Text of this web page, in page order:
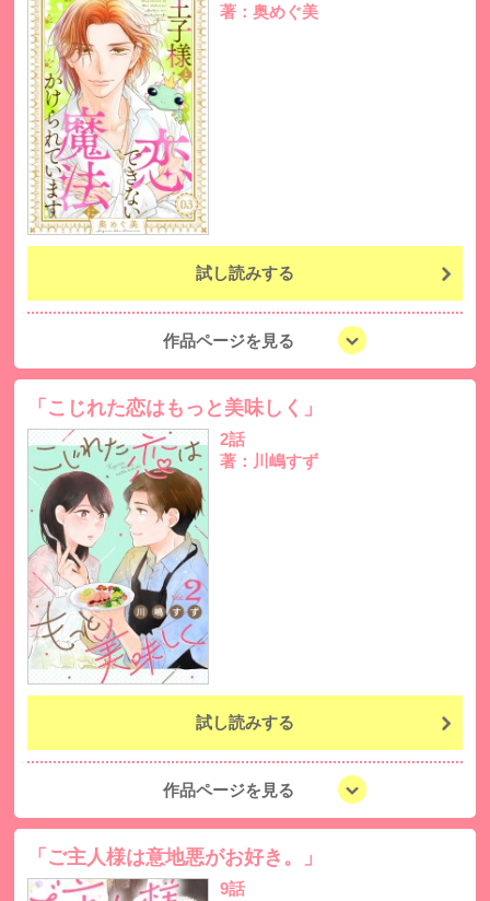
著：奥めぐ美
試し読みする
作品ページを見る
「こじれた恋はもっと美味しく」
2話
著：川嶋すず
試し読みする
作品ページを見る
「ご主人様は意地悪がお好き。」
9話